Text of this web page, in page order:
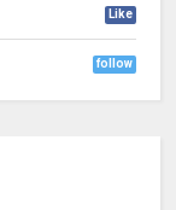
Like
follow